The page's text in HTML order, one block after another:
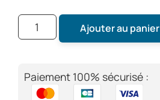
Ajouter au panier
Paiement 100% sécurisé :